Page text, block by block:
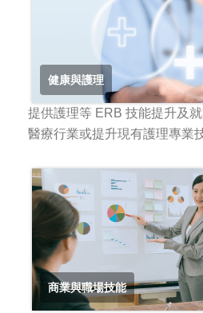
健康與護理
提供護理等 ERB 技能提升及
醫療行業或提升現有護理專業
商業與職場技能